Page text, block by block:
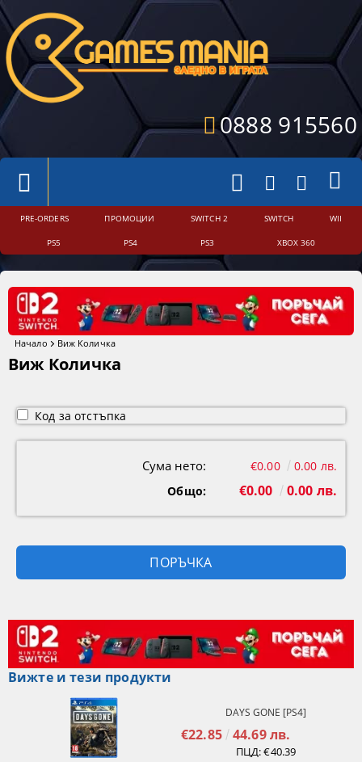
0888 915560
PRE-ORDERS ПРОМОЦИИ SWITCH 2 SWITCH WII
PS5 PS4 PS3 XBOX 360
Начало Виж Количка
Виж Количка
Код за отстъпка
Сума нето: €0.00
0.00 лв.
Общо:
€0.00 0.00 лв.
Вижте и тези продукти
DAYS GONE [PS4]
€22.85 44.69 лв.
ПЦД:€40.39